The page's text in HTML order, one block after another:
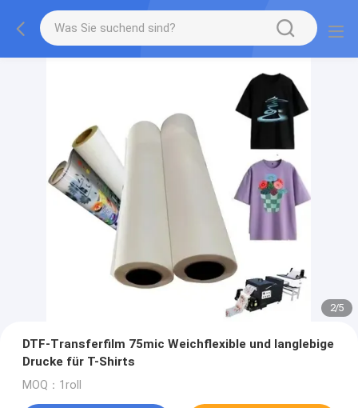
2/5
DTF-Transferfilm 75mic Weichflexible und langlebige
Drucke für T-Shirts
MOQ：1roll